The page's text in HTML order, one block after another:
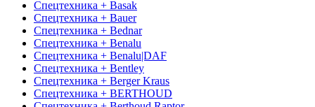
Спецтехника + Basak
Спецтехника + Bauer
Спецтехника + Bednar
Спецтехника + Benalu
Спецтехника + Benalu|DAF
Спецтехника + Bentley
Спецтехника + Berger Kraus
Спецтехника + BERTHOUD